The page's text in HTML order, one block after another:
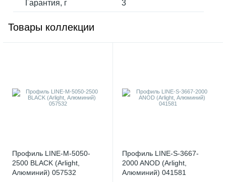
Гарантия, г 3
Товары коллекции
Профиль LINE-M-5050-
2500 BLACK (Arlight,
Алюминий) 057532
Профиль LINE-S-3667-
2000 ANOD (Arlight,
Алюминий) 041581